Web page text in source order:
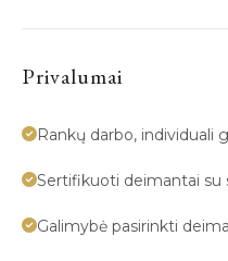
Privalumai
Rankų darbo, individuali
Sertifikuoti deimantai su
Galimybė pasirinkti